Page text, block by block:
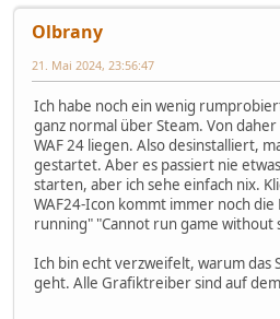
Olbrany
21. Mai 2024, 23:56:47
Ich habe noch ein wenig
ganz normal über Steam. Von daher
WAF 24 liegen. Also desinstalliert,
gestartet. Aber es passiert nie
starten, aber ich sehe einfach nix.
WAF24-Icon kommt immer noch
running" "Cannot run game without
Ich bin echt verzweifelt, warum das
geht. Alle Grafiktreiber sind auf